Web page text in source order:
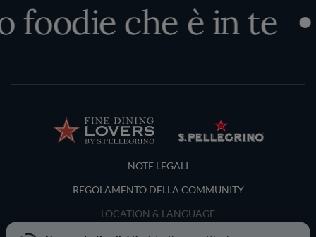
foodie che è in te
Terms and Conditions
NOTE LEGALI
REGOLAMENTO DELLA COMMUNITY
LOCATION & LANGUAGE